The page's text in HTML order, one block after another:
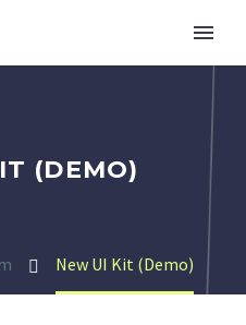
(DEMO)
New UI Kit (Demo)